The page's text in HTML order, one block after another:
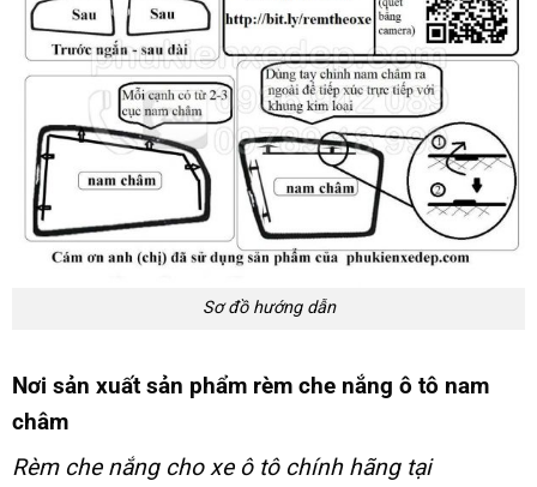
Sơ đồ hướng dẫn
Nơi sản xuất sản phẩm rèm che nắng ô tô nam
châm
Rèm che nắng cho xe ô tô chính hãng tại